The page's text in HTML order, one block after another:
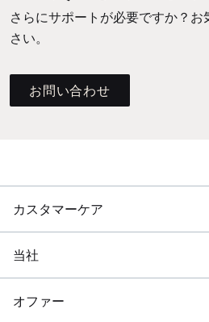
さらにサポートが必要ですか？
さい。
お問い合わせ
カスタマーケア
当社
オファー